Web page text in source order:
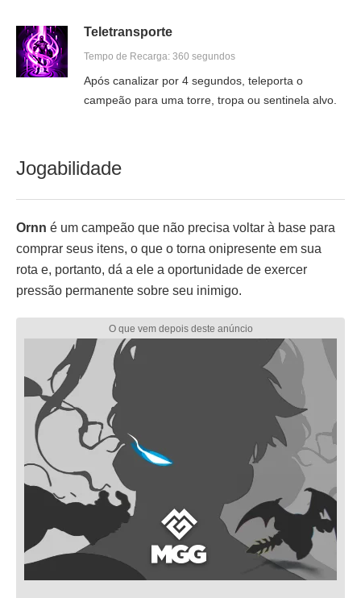
Teletransporte
Tempo de Recarga: 360 segundos
Após canalizar por 4 segundos, teleporta o
campeão para uma torre, tropa ou sentinela alvo.
Jogabilidade
Ornn é um campeão que não precisa voltar à base para
comprar seus itens, o que o torna onipresente em sua
rota e, portanto, dá a ele a oportunidade de exercer
pressão permanente sobre seu inimigo.